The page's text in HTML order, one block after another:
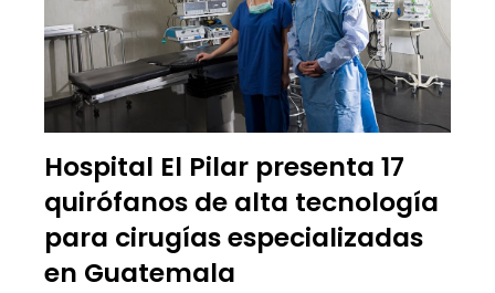
Hospital El Pilar presenta 17
quirófanos de alta tecnología
para cirugías especializadas
en Guatemala